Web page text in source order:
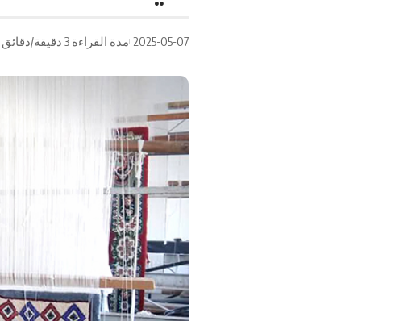
2025-05-07 مدة القراءة 3 دقيقة/دقائق